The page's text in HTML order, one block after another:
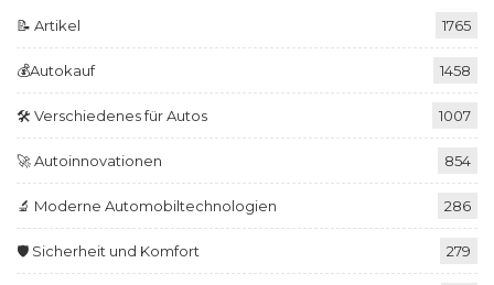
📝 Artikel 1765
💰Autokauf 1458
🛠️ Verschiedenes für Autos 1007
🚀 Autoinnovationen 854
🔬 Moderne Automobiltechnologien 286
🛡️ Sicherheit und Komfort 279